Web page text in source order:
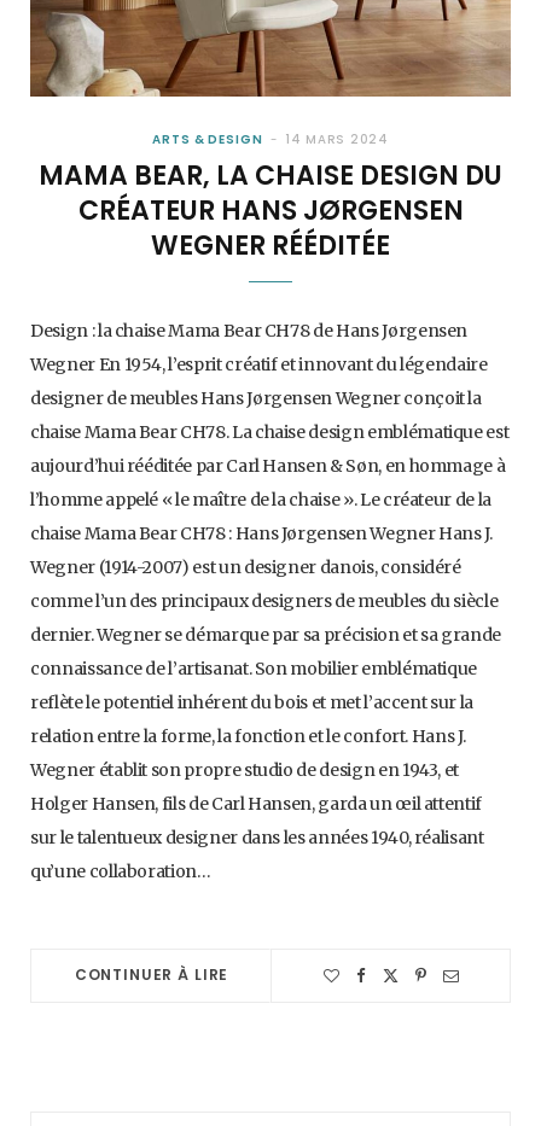
ARTS & DESIGN 14 MARS 2024
MAMA BEAR, LA CHAISE DESIGN DU
CRÉATEUR HANS JØRGENSEN
WEGNER RÉÉDITÉE
Design : la chaise Mama Bear CH78 de Hans Jørgensen
Wegner En 1954, l’esprit créatif et innovant du légendaire
designer de meubles Hans Jørgensen Wegner conçoit la
chaise Mama Bear CH78. La chaise design emblématique est
aujourd’hui rééditée par Carl Hansen & Søn, en hommage à
l’homme appelé « le maître de la chaise ». Le créateur de la
chaise Mama Bear CH78 : Hans Jørgensen Wegner Hans J.
Wegner (1914-2007) est un designer danois, considéré
comme l’un des principaux designers de meubles du siècle
dernier. Wegner se démarque par sa précision et sa grande
connaissance de l’artisanat. Son mobilier emblématique
reflète le potentiel inhérent du bois et met l’accent sur la
relation entre la forme, la fonction et le confort. Hans J.
Wegner établit son propre studio de design en 1943, et
Holger Hansen, fils de Carl Hansen, garda un œil attentif
sur le talentueux designer dans les années 1940, réalisant
qu’une collaboration…
CONTINUER À LIRE